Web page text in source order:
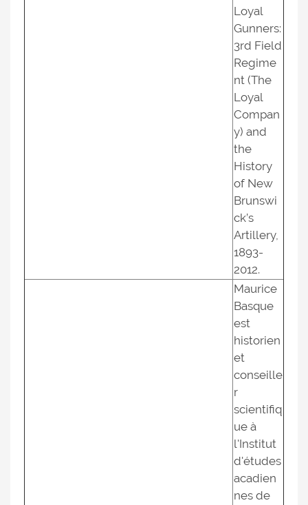
Loyal
Gunners:
3rd Field
Regime
nt (The
Loyal
Compan
y) and
the
History
of New
Brunswi
ck’s
Artillery,
1893-
2012.
Maurice
Basque
est
historien
et
conseille
r
scientifiq
ue à
l'Institut
d'études
acadien
nes de